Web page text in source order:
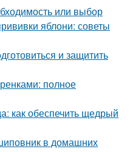
или выбор
яблони: советы
и защитить
полное
как обеспечить щедрый
в домашних